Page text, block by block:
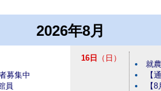
2026年8月
募集中
員
16日 （日）
就
【
【